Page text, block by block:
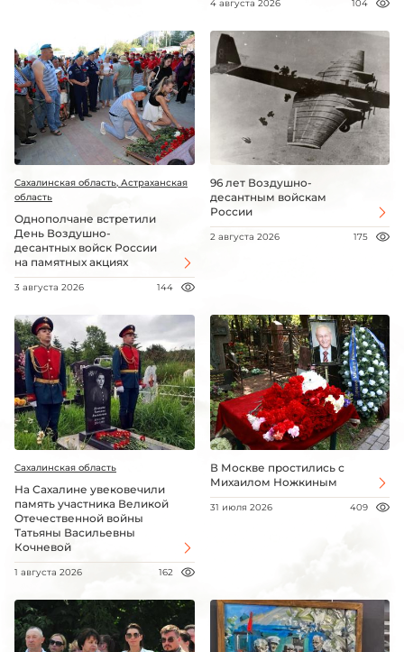
4 августа 2026 104
Сахалинская область, Астраханская
область
Однополчане встретили
День Воздушно-
десантных войск России
на памятных акциях
3 августа 2026 144
96 лет Воздушно-
десантным войскам
России
2 августа 2026 175
Сахалинская область
На Сахалине увековечили
память участника Великой
Отечественной войны
Татьяны Васильевны
Кочневой
1 августа 2026 162
В Москве простились с
Михаилом Ножкиным
31 июля 2026 409